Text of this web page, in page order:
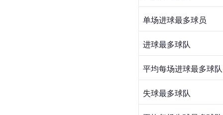
单场进球最多球员
进球最多球队
平均每场进球最多球队
失球最多球队